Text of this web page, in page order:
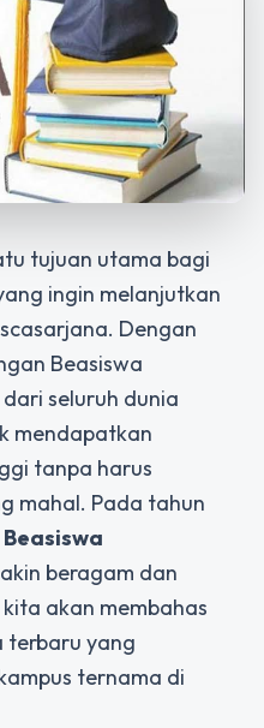
tujuan utama bagi
ingin melanjutkan
Dengan
Beasiswa
seluruh dunia
mendapatkan
tanpa harus
mahal. Pada tahun
Beasiswa
beragam dan
akan membahas
terbaru yang
ternama di